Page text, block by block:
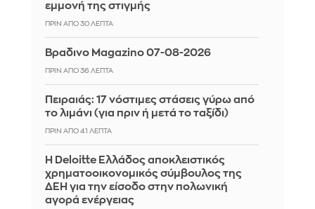
εμμονή της στιγμής
ΠΡΙΝ ΑΠΌ 30 ΛΕΠΤΆ
Βραδινο Magazino 07-08-2026
ΠΡΙΝ ΑΠΌ 36 ΛΕΠΤΆ
Πειραιάς: 17 νόστιμες στάσεις γύρω από
το λιμάνι (για πριν ή μετά το ταξίδι)
ΠΡΙΝ ΑΠΌ 41 ΛΕΠΤΆ
Η Deloitte Ελλάδος αποκλειστικός
χρηματοοικονομικός σύμβουλος της
ΔΕΗ για την είσοδο στην πολωνική
αγορά ενέργειας